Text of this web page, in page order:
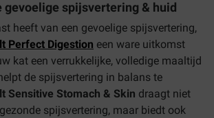
gevoelige spijsvertering & huid
heeft van een gevoelige spijsvertering,
Perfect Digestion een ware uitkomst
kat een verrukkelijke, volledige maaltijd
de spijsvertering in balans te
Sensitive Stomach & Skin draagt niet
spijsvertering, maar biedt ook